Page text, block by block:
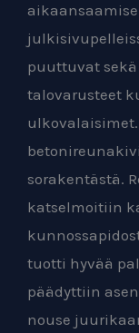
puuttuvat sekä
talovarusteet
sorakentästä.
katselmoitiin
tuotti hyvää
päädyttiin
nouse